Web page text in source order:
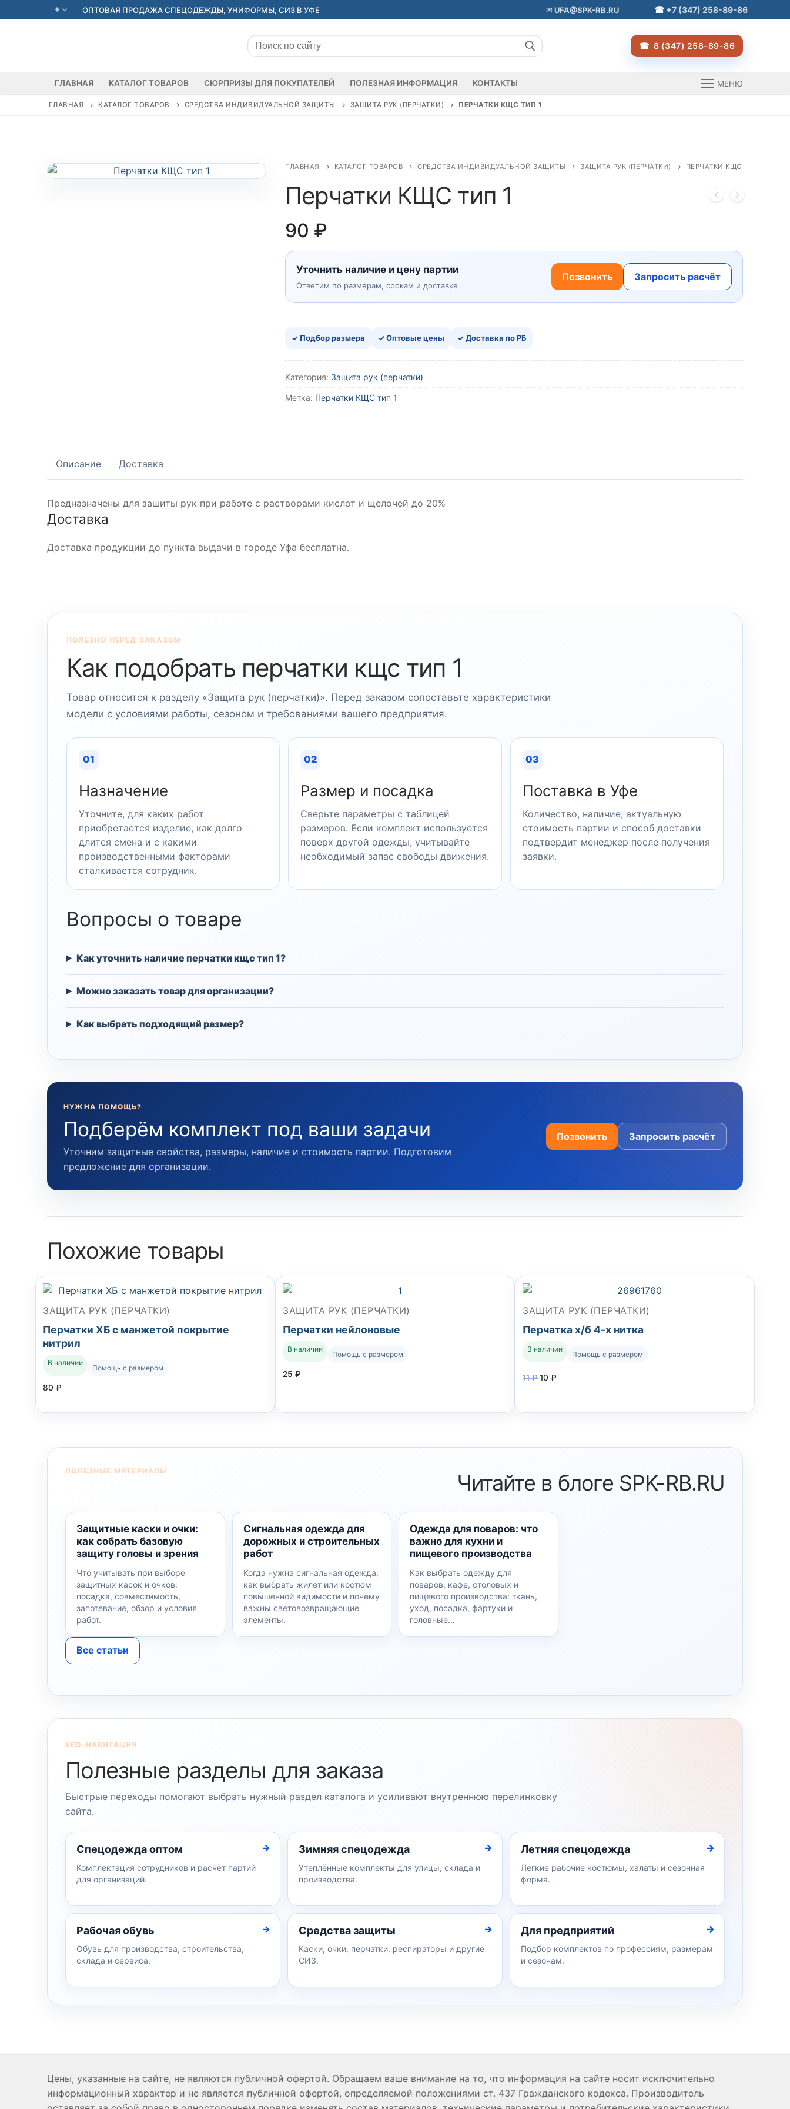
к
ОПТОВАЯ ПРОДАЖА СПЕЦОДЕЖДЫ, УНИФОРМЫ, СИЗ В УФЕ UFA@SPK-RB.RU +7 (347) 258-89-86
Искать: 8 (347) 258-89-86
ГЛАВНАЯ КАТАЛОГ ТОВАРОВ СЮРПРИЗЫ ДЛЯ ПОКУПАТЕЛЕЙ ПОЛЕЗНАЯ ИНФОРМАЦИЯ КОНТАКТЫ МЕНЮ
ГЛАВНАЯ КАТАЛОГ ТОВАРОВ СРЕДСТВА ИНДИВИДУАЛЬНОЙ ЗАЩИТЫ ЗАЩИТА РУК (ПЕРЧАТКИ) ПЕРЧАТКИ КЩС ТИП 1
ГЛАВНАЯ КАТАЛОГ ТОВАРОВ СРЕДСТВА ИНДИВИДУАЛЬНОЙ ЗАЩИТЫ ЗАЩИТА РУК (ПЕРЧАТКИ) ПЕРЧАТКИ КЩС ТИП 1
Перчатки КЩС тип 1
90 ₽
Уточнить наличие и цену партии
Ответим по размерам, срокам и доставке
Позвонить Запросить расчёт
✓ Подбор размера ✓ Оптовые цены ✓ Доставка по РБ
Категория: Защита рук (перчатки)
Метка: Перчатки КЩС тип 1
Описание Доставка
Предназначены для зашиты рук при работе с растворами кислот и щелочей до 20%
Доставка
Доставка продукции до пункта выдачи в городе Уфа бесплатна.
ПОЛЕЗНО ПЕРЕД ЗАКАЗОМ
Как подобрать перчатки кщс тип 1
Товар относится к разделу «Защита рук (перчатки)». Перед заказом сопоставьте характеристики
модели с условиями работы, сезоном и требованиями вашего предприятия.
01
Назначение
Уточните, для каких работ
приобретается изделие, как долго
длится смена и с какими
производственными факторами
сталкивается сотрудник.
02
Размер и посадка
Сверьте параметры с таблицей
размеров. Если комплект используется
поверх другой одежды, учитывайте
необходимый запас свободы движения.
03
Поставка в Уфе
Количество, наличие, актуальную
стоимость партии и способ доставки
подтвердит менеджер после получения
заявки.
Вопросы о товаре
Как уточнить наличие перчатки кщс тип 1?
Можно заказать товар для организации?
Как выбрать подходящий размер?
НУЖНА ПОМОЩЬ?
Подберём комплект под ваши задачи
Уточним защитные свойства, размеры, наличие и стоимость партии. Подготовим
предложение для организации.
Позвонить Запросить расчёт
Похожие товары
ЗАЩИТА РУК (ПЕРЧАТКИ)
Перчатки ХБ с манжетой покрытие
нитрил
В наличии
Помощь с размером
80 ₽
ЗАЩИТА РУК (ПЕРЧАТКИ)
Перчатки нейлоновые
В наличии
Помощь с размером
25 ₽
ЗАЩИТА РУК (ПЕРЧАТКИ)
Перчатка х/б 4-х нитка
В наличии
Помощь с размером
11₽10 ₽
ПОЛЕЗНЫЕ МАТЕРИАЛЫ Читайте в блоге SPK-RB.RU
Защитные каски и очки:
как собрать базовую
защиту головы и зрения
Что учитывать при выборе
защитных касок и очков:
посадка, совместимость,
запотевание, обзор и условия
работ.
Сигнальная одежда для
дорожных и строительных
работ
Когда нужна сигнальная одежда,
как выбрать жилет или костюм
повышенной видимости и почему
важны световозвращающие
элементы.
Одежда для поваров: что
важно для кухни и
пищевого производства
Как выбрать одежду для
поваров, кафе, столовых и
пищевого производства: ткань,
уход, посадка, фартуки и
головные…
Все статьи
SEO-НАВИГАЦИЯ
Полезные разделы для заказа
Быстрые переходы помогают выбрать нужный раздел каталога и усиливают внутреннюю перелинковку
сайта.
Спецодежда оптом
Комплектация сотрудников и расчёт партий
для организаций.
Зимняя спецодежда
Утеплённые комплекты для улицы, склада и
производства.
Летняя спецодежда
Лёгкие рабочие костюмы, халаты и сезонная
форма.
Рабочая обувь
Обувь для производства, строительства,
склада и сервиса.
Средства защиты
Каски, очки, перчатки, респираторы и другие
СИЗ.
Для предприятий
Подбор комплектов по профессиям, размерам
и сезонам.
Цены, указанные на сайте, не являются публичной офертой. Обращаем ваше внимание на то, что информация на сайте носит исключительно
информационный характер и не является публичной офертой, определяемой положениями ст. 437 Гражданского кодекса. Производитель